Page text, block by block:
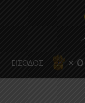
ΕΙΣΟΔΟΣ × 0